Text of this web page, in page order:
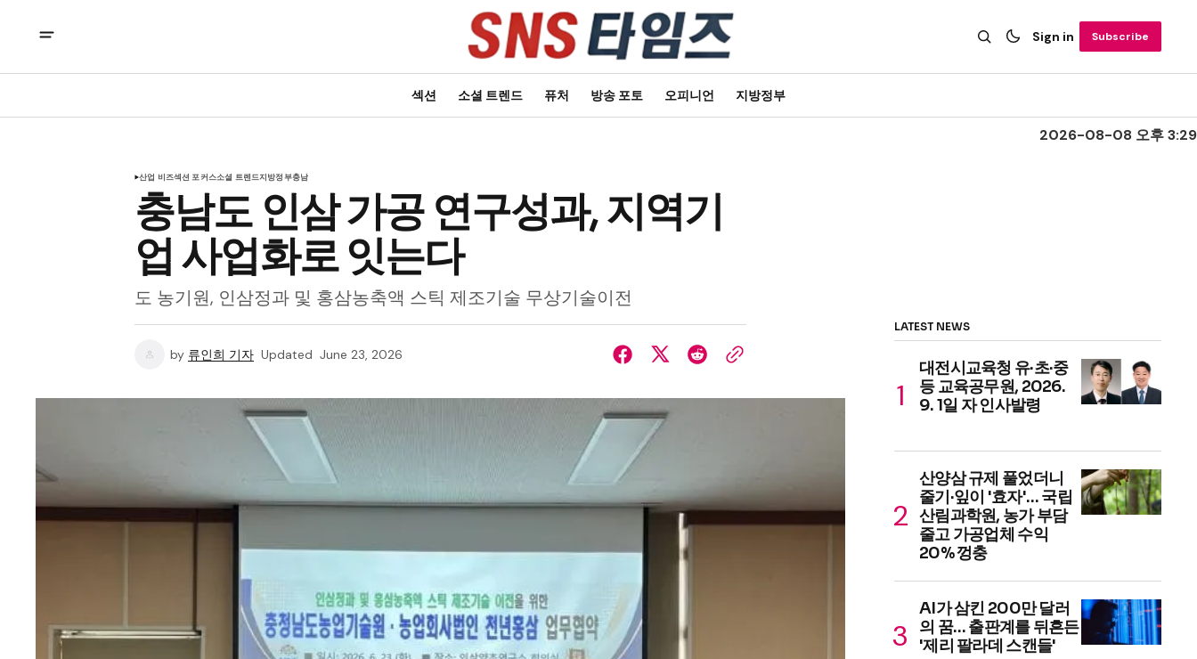
Sign in Subscribe
섹션 소셜 트렌드 퓨처 방송 포토 오피니언 지방정부
2026-08-08 오후 3:29
산업 비즈섹션 포커스소셜 트렌드지방정부충남
충남도 인삼 가공 연구성과, 지역기
업 사업화로 잇는다
도 농기원, 인삼정과 및 홍삼농축액 스틱 제조기술 무상기술이전
by 류인희 기자 Updated June 23, 2026
LATEST NEWS
대전시교육청 유·초·중
등 교육공무원, 2026.
9. 1일 자 인사발령
산양삼 규제 풀었더니
줄기·잎이 '효자'… 국립
산림과학원, 농가 부담
줄고 가공업체 수익
20% 껑충
AI가 삼킨 200만 달러
의 꿈… 출판계를 뒤흔든
'제리 팔라데 스캔들'